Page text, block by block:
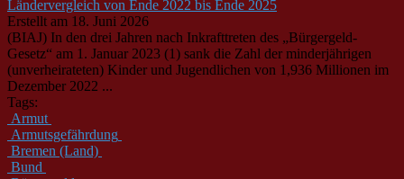
Ländervergleich von Ende 2022 bis Ende 2025
Erstellt am 18. Juni 2026
(BIAJ) In den drei Jahren nach Inkrafttreten des „Bürgergeld-
Gesetz“ am 1. Januar 2023 (1) sank die Zahl der minderjährigen
(unverheirateten) Kinder und Jugendlichen von 1,936 Millionen im
Dezember 2022 ...
Tags:
Armut
Armutsgefährdung
Bremen (Land)
Bund